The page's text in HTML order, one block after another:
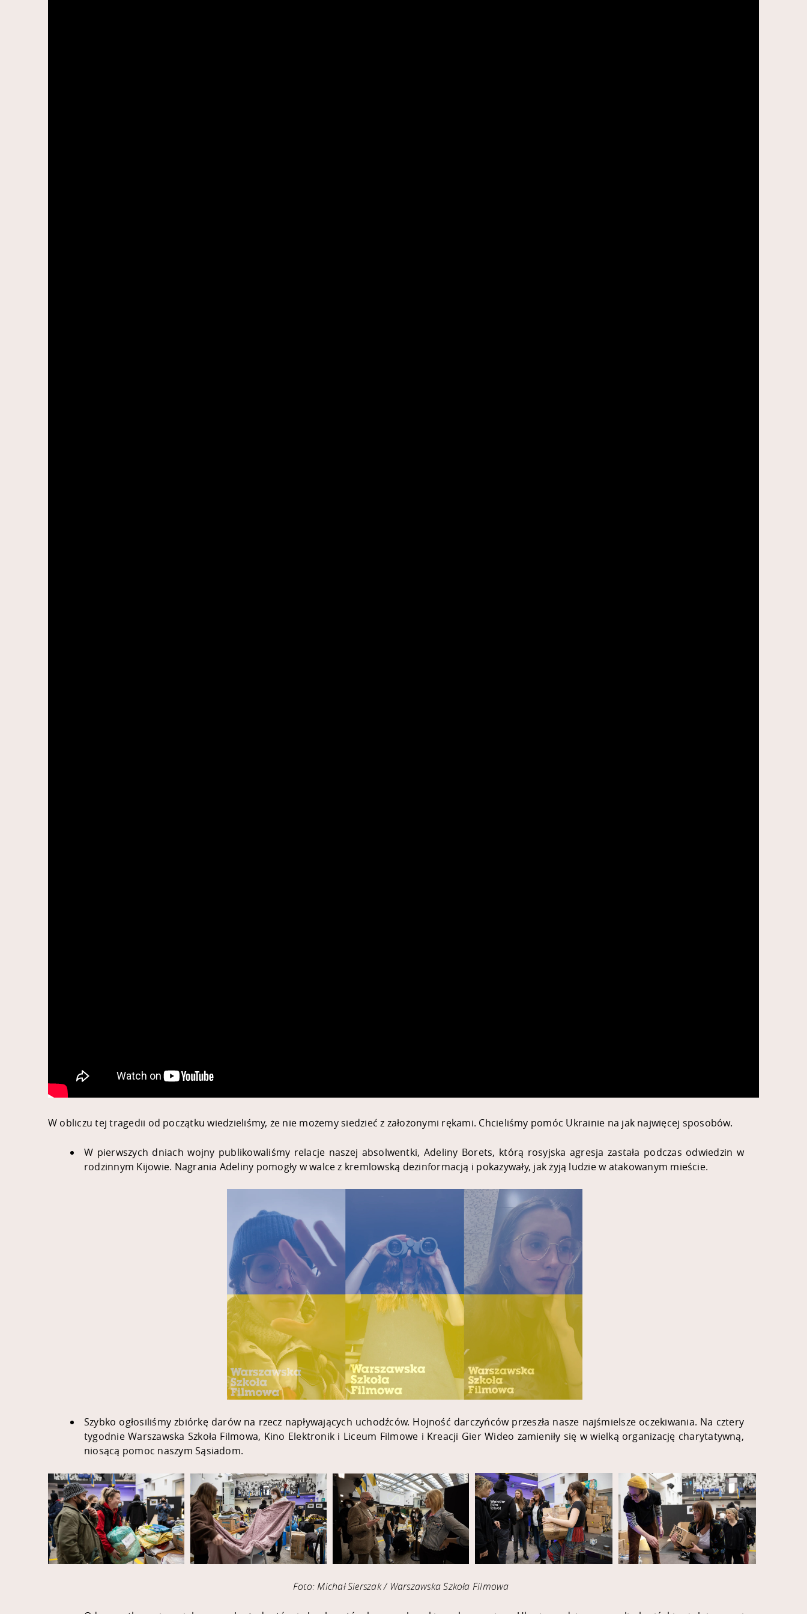
W obliczu tej tragedii od początku wiedzieliśmy, że nie możemy siedzieć z założonymi rękami. Chcieliśmy pomóc Ukrainie na jak najwięcej sposobów.
W pierwszych dniach wojny publikowaliśmy relacje naszej absolwentki, Adeliny Borets, którą rosyjska agresja zastała podczas odwiedzin w
rodzinnym Kijowie. Nagrania Adeliny pomogły w walce z kremlowską dezinformacją i pokazywały, jak żyją ludzie w atakowanym mieście.
Szybko ogłosiliśmy zbiórkę darów na rzecz napływających uchodźców. Hojność darczyńców przeszła nasze najśmielsze oczekiwania. Na cztery
tygodnieWarszawska Szkoła Filmowa, Kino Elektronik i Liceum Filmowe i Kreacji Gier Wideo zamieniły się w wielką organizację charytatywną,
niosącą pomoc naszym Sąsiadom.
Foto: Michał Sierszak / Warszawska Szkoła Filmowa